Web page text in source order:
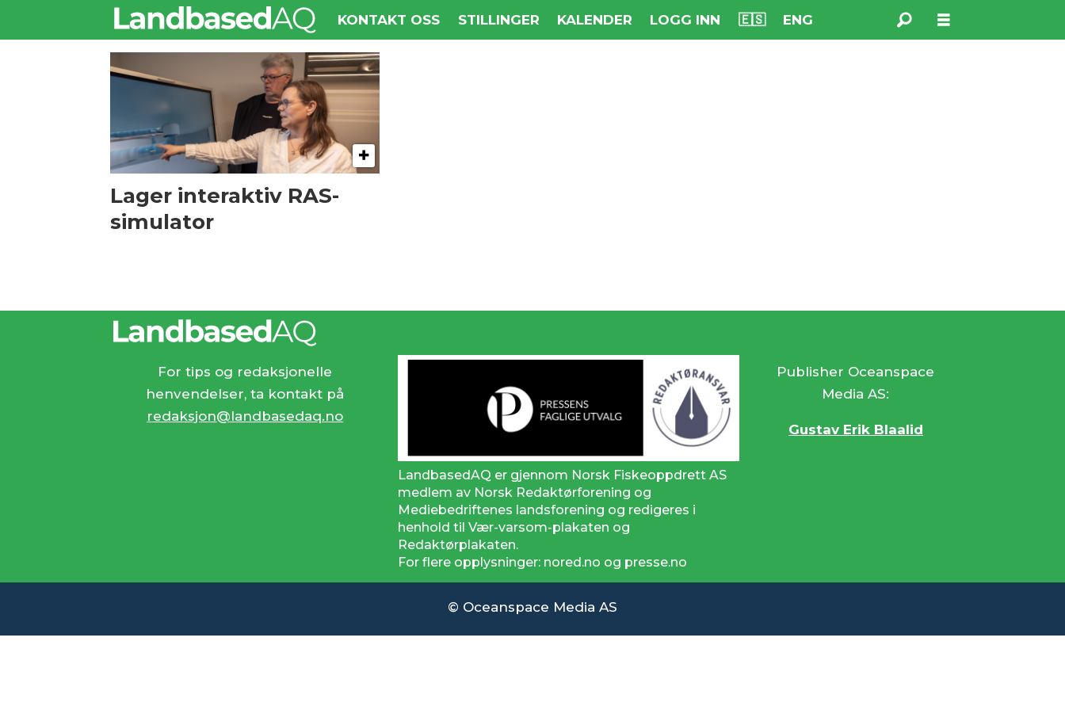
KONTAKT OSS STILLINGER KALENDER LOGG INN 🇪🇸 ENG
fagskolen
rogaland
Lager interaktiv RAS-
simulator
For tips og redaksjonelle
henvendelser, ta kontakt på
redaksjon@landbasedaq.no
LandbasedAQ er gjennom Norsk Fiskeoppdrett AS
medlem av Norsk Redaktørforening og
Mediebedriftenes landsforening og redigeres i
henhold til Vær-varsom-plakaten og
Redaktørplakaten.
For flere opplysninger: nored.no og presse.no
Publisher Oceanspace
Media AS:
Gustav Erik Blaalid
© Oceanspace Media AS